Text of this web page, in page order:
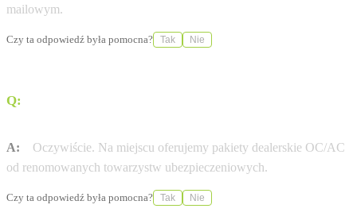
mailowym.
Czy ta odpowiedź była pomocna? Tak Nie
Q:
A:
Oczywiście. Na miejscu oferujemy pakiety dealerskie OC/AC
od renomowanych towarzystw ubezpieczeniowych.
Czy ta odpowiedź była pomocna? Tak Nie